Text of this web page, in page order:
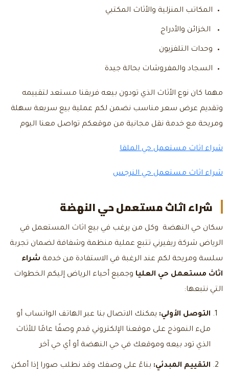
المكاتب المنزلية والأثاث المكتبي
الخزائن والأدراج
وحدات التلفزيون
السجاد والمفروشات بحالة جيدة
مهما كان نوع الأثاث الذي تودون بيعه فريقنا مستعد لتقييمه
وتقديم عرض سعر مناسب نضمن لكم عملية بيع سريعة سهلة
ومريحة مع خدمة نقل مجانية من موقعكم تواصل معنا اليوم
شراء اثاث مستعمل حي الملقا
شراء اثاث مستعمل حي النرجس
شراء اثاث مستعمل حي النهضة
سكان حي النهضة وكل من يرغب في بيع اثاث المستعمل في
الرياض شركة ريفيرني تتبع عملية منظمة وشفافة لضمان تجربة
سلسة ومريحة لكم عند الرغبة في الاستفادة من خدمة شراء
اثاث مستعمل حي العليا وجميع أحياء الرياض إليكم الخطوات
التي نتبعها:
التوصل الأولي: يمكنك الاتصال بنا عبر الهاتف الواتساب أو
ملء النموذج على موقعنا الإلكتروني قدم وصفًا عامًا للأثاث
الذي تود بيعه وموقعك في حي النهضة أو أي حي آخر
التقييم المبدئي: بناءً على وصفك وقد نطلب صورا إذا أمكن